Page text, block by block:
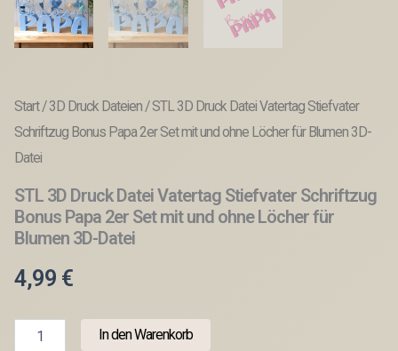
Start/3D Druck Dateien/ STL 3D Druck Datei Vatertag Stiefvater
Schriftzug Bonus Papa 2er Set mit und ohne Löcher für Blumen 3D-
Datei
STL 3D Druck Datei Vatertag Stiefvater Schriftzug
Bonus Papa 2er Set mit und ohne Löcher für
Blumen 3D-Datei
4,99 €
In den Warenkorb